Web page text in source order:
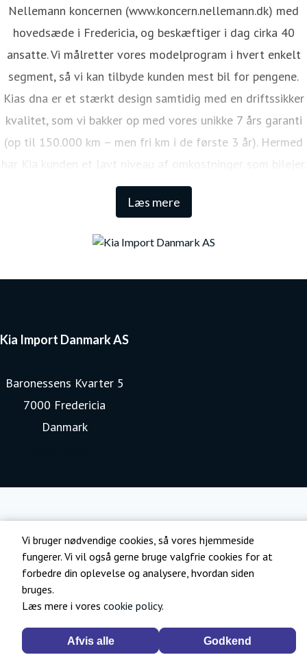
Vi bruger nødvendige cookies, så vores hjemmeside
fungerer. Vi vil også gerne bruge valgfrie cookies for at
forbedre din oplevelse og analysere, hvordan siden
bruges.
Læs mere i vores cookie policy.
Afvis alle Godkend
Læs mere
Nellemann koncernen (www.koncern.nellemann.dk) med
hovedsæde i Fredericia, og beskæftiger i dag cirka 40
ansatte. Vi målretter vores modelprogram i hvert enkelt
segment, så vi kan tilbyde kunden mest bil for pengene.
Kias dna er et stærkt design samtidig med en driftssikker
kvalitet, som vi bakker op med vores unikke 7 års garanti
(op til 150.000 km – men fri km i de første 3 år). Hermed
har Kia kunden et lavt niveau af omkostninger som bilejer.
Den lange garanti sikrer samtidig én af de højeste
restværdier i markedet.
Kia Import Danmark AS
Baronessens Kvarter 5
7000 Fredericia
Danmark